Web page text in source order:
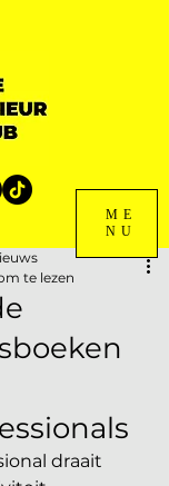
ME
NU
te lezen
draait